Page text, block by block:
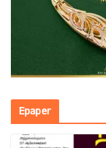
Epaper